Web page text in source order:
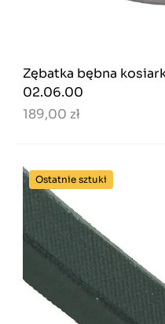
Zębatka bębna
02.06.00
189,00 zł
Ostatnie sztuki